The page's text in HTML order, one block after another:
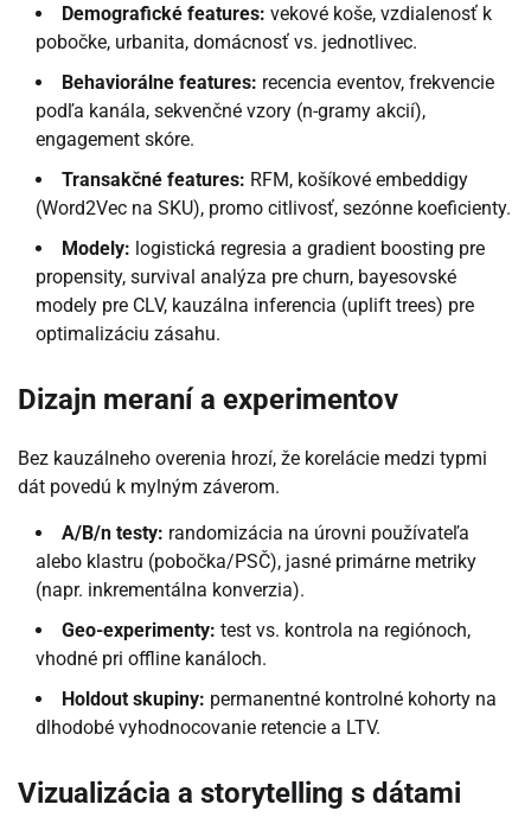
Demografické features: vekové koše, vzdialenosť k
pobočke, urbanita, domácnosť vs. jednotlivec.
Behaviorálne features: recencia eventov, frekvencie
podľa kanála, sekvenčné vzory (n-gramy akcií),
engagement skóre.
Transakčné features: RFM, košíkové embeddigy
(Word2Vec na SKU), promo citlivosť, sezónne koeficienty.
Modely: logistická regresia a gradient boosting pre
propensity, survival analýza pre churn, bayesovské
modely pre CLV, kauzálna inferencia (uplift trees) pre
optimalizáciu zásahu.
Dizajn meraní a experimentov
Bez kauzálneho overenia hrozí, že korelácie medzi typmi
dát povedú k mylným záverom.
A/B/n testy: randomizácia na úrovni používateľa
alebo klastru (pobočka/PSČ), jasné primárne metriky
(napr. inkrementálna konverzia).
Geo-experimenty: test vs. kontrola na regiónoch,
vhodné pri offline kanáloch.
Holdout skupiny: permanentné kontrolné kohorty na
dlhodobé vyhodnocovanie retencie a LTV.
Vizualizácia a storytelling s dátami